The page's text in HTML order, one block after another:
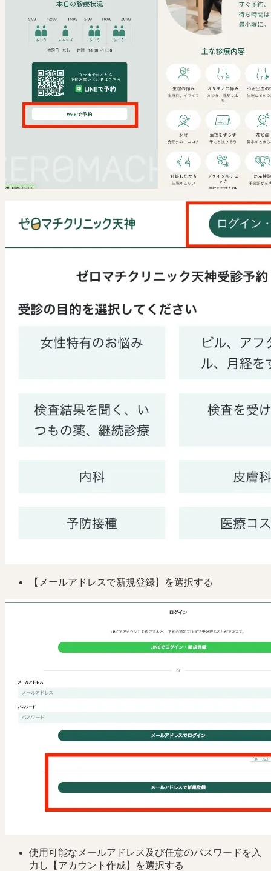
【メールアドレスで新規登録】を選択する
使用可能なメールアドレス及び任意のパスワードを入
力し【アカウント作成】を選択する